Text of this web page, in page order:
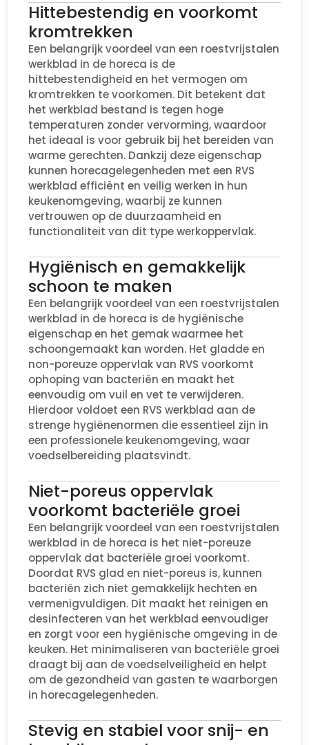
Hittebestendig en voorkomt
kromtrekken
Een belangrijk voordeel van een roestvrijstalen
werkblad in de horeca is de
hittebestendigheid en het vermogen om
kromtrekken te voorkomen. Dit betekent dat
het werkblad bestand is tegen hoge
temperaturen zonder vervorming, waardoor
het ideaal is voor gebruik bij het bereiden van
warme gerechten. Dankzij deze eigenschap
kunnen horecagelegenheden met een RVS
werkblad efficiënt en veilig werken in hun
keukenomgeving, waarbij ze kunnen
vertrouwen op de duurzaamheid en
functionaliteit van dit type werkoppervlak.
Hygiënisch en gemakkelijk
schoon te maken
Een belangrijk voordeel van een roestvrijstalen
werkblad in de horeca is de hygiënische
eigenschap en het gemak waarmee het
schoongemaakt kan worden. Het gladde en
non-poreuze oppervlak van RVS voorkomt
ophoping van bacteriën en maakt het
eenvoudig om vuil en vet te verwijderen.
Hierdoor voldoet een RVS werkblad aan de
strenge hygiënenormen die essentieel zijn in
een professionele keukenomgeving, waar
voedselbereiding plaatsvindt.
Niet-poreus oppervlak
voorkomt bacteriële groei
Een belangrijk voordeel van een roestvrijstalen
werkblad in de horeca is het niet-poreuze
oppervlak dat bacteriële groei voorkomt.
Doordat RVS glad en niet-poreus is, kunnen
bacteriën zich niet gemakkelijk hechten en
vermenigvuldigen. Dit maakt het reinigen en
desinfecteren van het werkblad eenvoudiger
en zorgt voor een hygiënische omgeving in de
keuken. Het minimaliseren van bacteriële groei
draagt bij aan de voedselveiligheid en helpt
om de gezondheid van gasten te waarborgen
in horecagelegenheden.
Stevig en stabiel voor snij- en